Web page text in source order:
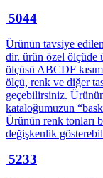
5044
Ürünün tavsiye
dir. ürün özel ölçüde
ölçüsü ABCDF
ölçü, renk ve diğer
geçebilirsiniz.
kataloğumuzun
Ürünün renk tonları
değişkenlik
5233